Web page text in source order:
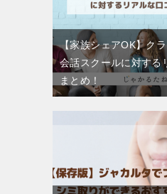
【家族シェアOK】ク
会話スクールに対する
まとめ！